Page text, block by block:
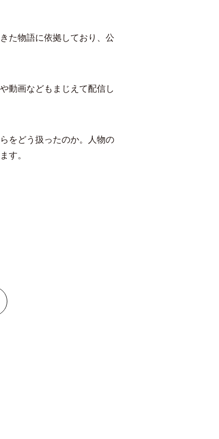
た物語に依拠しており、公
動画などもまじえて配信し
をどう扱ったのか。人物の
す。